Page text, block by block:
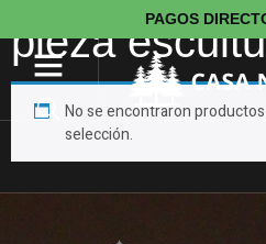
PAGOS
pieza
No se encontraron
selección.